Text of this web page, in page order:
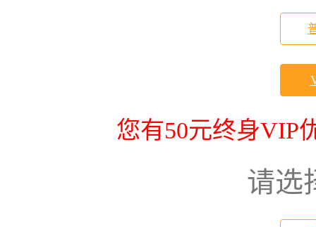
您有50元终身VIP
请选